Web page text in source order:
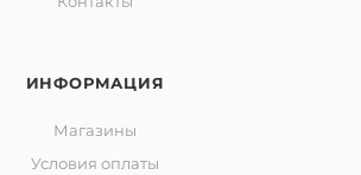
ИНФОРМАЦИЯ
Магазины
Условия оплаты